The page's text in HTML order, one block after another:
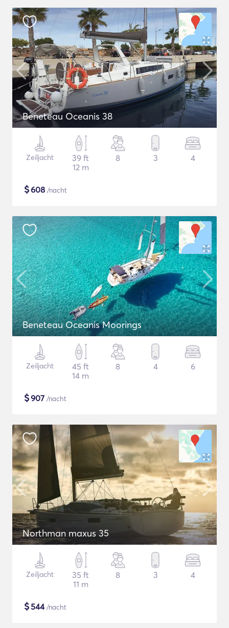
Beneteau Oceanis 38
Zeiljacht
39 ft
12 m
8 3 4
$608 /nacht
Beneteau Oceanis Moorings
Zeiljacht
45 ft
14 m
8 4 6
$907 /nacht
Northman maxus 35
Zeiljacht
35 ft
11 m
8 3 4
$544/nacht